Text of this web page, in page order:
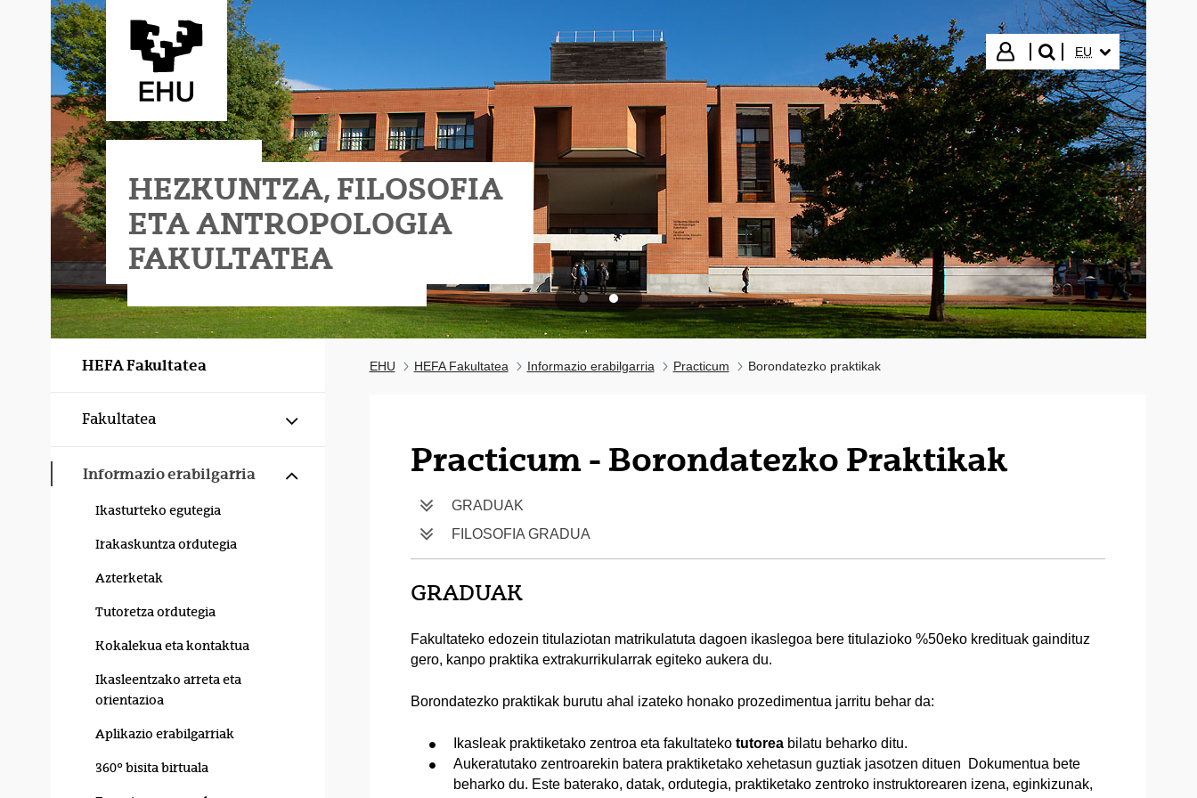
Eduki nagusira joan
Hasi saioa
bilatu"
HIZKUNTZA
EU
EraikinaFakultatea - II Eraikina
HEZKUNTZA, FILOSOFIA
ETA ANTROPOLOGIA
FAKULTATEA
HEFA Fakultatea
Fakultatea Erakutsi/izkutatu azpiorriak
Informazio erabilgarria Erakutsi/izkutatu azpiorriak
Ikasturteko egutegia
Irakaskuntza ordutegia
Azterketak
Tutoretza ordutegia
Kokalekua eta kontaktua
Ikasleentzako arreta eta
orientazioa
Aplikazio erabilgarriak
360º bisita birtuala
EHU HEFA Fakultatea Informazio erabilgarria Practicum Borondatezko praktikak
Practicum - Borondatezko Praktikak
GRADUAK
FILOSOFIA GRADUA
GRADUAK
Fakultateko edozein titulaziotan matrikulatuta dagoen ikaslegoa bere titulazioko %50eko kredituak gaindituz
gero, kanpo praktika extrakurrikularrak egiteko aukera du.
Borondatezko praktikak burutu ahal izateko honako prozedimentua jarritu behar da:
Ikasleak praktiketako zentroa eta fakultateko tutorea bilatu beharko ditu.
Aukeratutako zentroarekin batera praktiketako xehetasun guztiak jasotzen dituen Dokumentua bete
beharko du. Este baterako, datak, ordutegia, praktiketako zentroko instruktorearen izena, eginkizunak,